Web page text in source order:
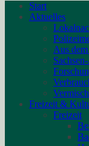
Start
Aktuelles
Aus
Freizeit &
Freizeit